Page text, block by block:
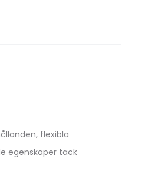
flexibla
egenskaper tack